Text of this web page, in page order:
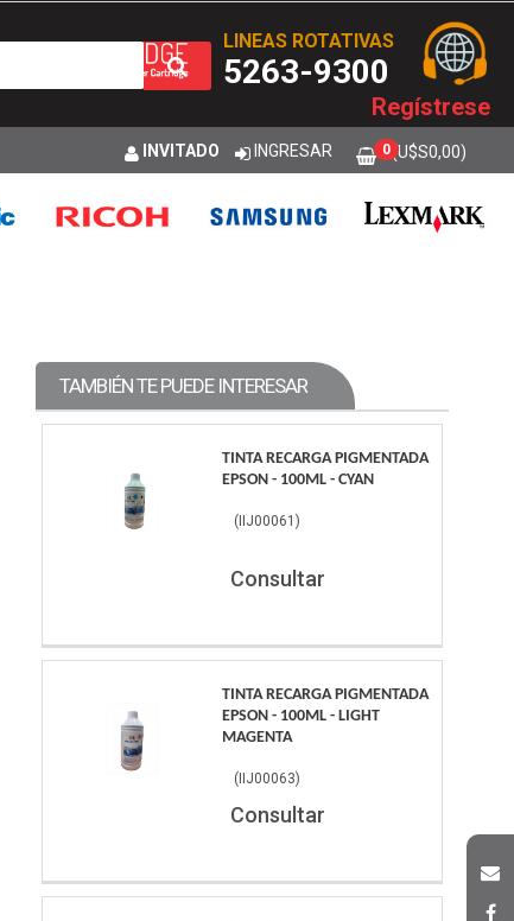
INVITADO INGRESAR 0 (U$S0,00)
LINEAS ROTATIVAS
5263-9300
Regístrese
TAMBIÉN TE PUEDE INTERESAR
TINTA RECARGA PIGMENTADA
EPSON - 100ML - CYAN
( IIJ00061)
Consultar
TINTA RECARGA PIGMENTADA
EPSON - 100ML - LIGHT
MAGENTA
( IIJ00063)
Consultar